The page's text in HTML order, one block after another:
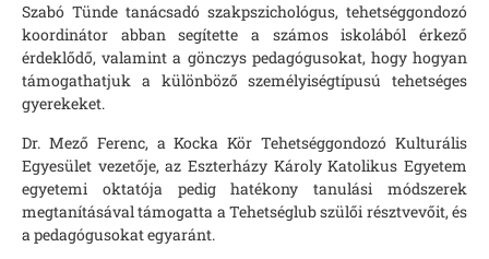
Szabó Tünde tanácsadó szakpszichológus, tehetséggondozó
koordinátor abban segítette a számos iskolából érkező
érdeklődő, valamint a gönczys pedagógusokat, hogy hogyan
támogathatjuk a különböző személyiségtípusú tehetséges
gyerekeket.
Dr. Mező Ferenc, a Kocka Kör Tehetséggondozó Kulturális
Egyesület vezetője, az Eszterházy Károly Katolikus Egyetem
egyetemi oktatója pedig hatékony tanulási módszerek
megtanításával támogatta a Tehetséglub szülői résztvevőit, és
a pedagógusokat egyaránt.